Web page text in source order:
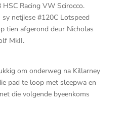
Racing VW Scirocco.
netjiese #120C Lotspeed
tien afgerond deur Nicholas
MkII.
om onderweg na Killarney
pad te loop met sleepwa en
die volgende byeenkoms